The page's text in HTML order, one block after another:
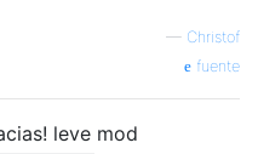
— Christof
fuente
leve mod